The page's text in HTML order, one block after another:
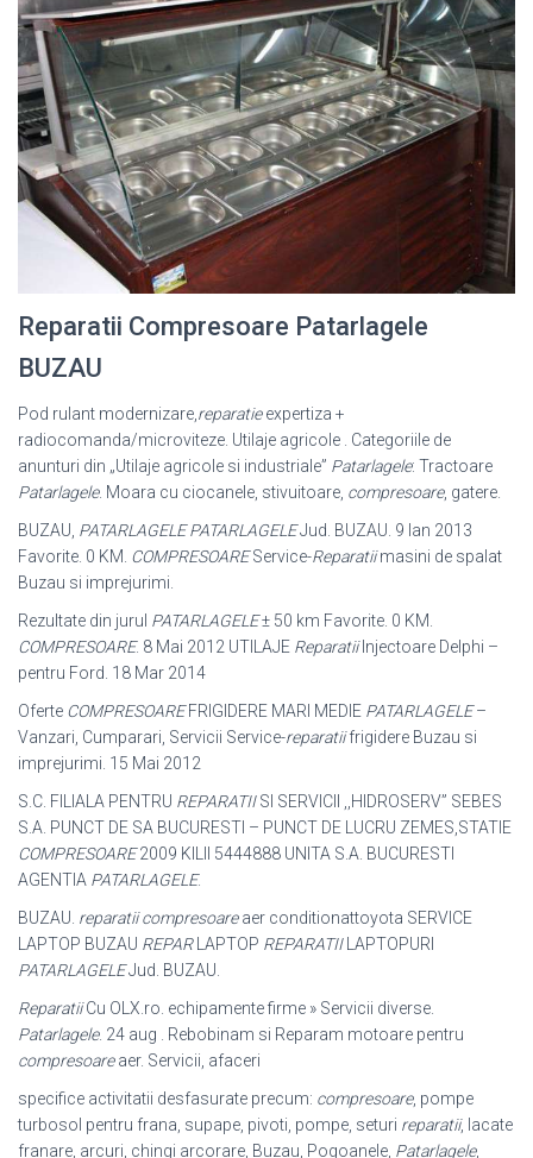
Reparatii Compresoare Patarlagele
BUZAU
Pod rulant modernizare, reparatieexpertiza +
radiocomanda/microviteze. Utilaje agricole . Categoriile de
anunturi din „Utilaje agricole si industriale” Patarlagele: Tractoare
Patarlagele. Moara cu ciocanele, stivuitoare, compresoare, gatere.
BUZAU, PATARLAGELE PATARLAGELEJud. BUZAU. 9 Ian 2013
Favorite. 0 KM. COMPRESOAREService-Reparatiimasini de spalat
Buzau si imprejurimi.
Rezultate din jurul PATARLAGELE± 50 km Favorite. 0 KM.
COMPRESOARE. 8 Mai 2012 UTILAJE ReparatiiInjectoare Delphi –
pentru Ford. 18 Mar 2014
Oferte COMPRESOAREFRIGIDERE MARI MEDIE PATARLAGELE–
Vanzari, Cumparari, Servicii Service-reparatiifrigidere Buzau si
imprejurimi. 15 Mai 2012
S.C. FILIALA PENTRU REPARATIISI SERVICII ,,HIDROSERV” SEBES
S.A. PUNCT DE SA BUCURESTI – PUNCT DE LUCRU ZEMES,STATIE
COMPRESOARE2009 KILII 5444888 UNITA S.A. BUCURESTI
AGENTIA PATARLAGELE.
BUZAU. reparatii compresoareaer conditionattoyota SERVICE
LAPTOP BUZAU REPARLAPTOP REPARATIILAPTOPURI
PATARLAGELEJud. BUZAU.
ReparatiiCu OLX.ro. echipamente firme » Servicii diverse.
Patarlagele. 24 aug . Rebobinam si Reparam motoare pentru
compresoareaer. Servicii, afaceri
specifice activitatii desfasurate precum: compresoare, pompe
turbosol pentru frana, supape, pivoti, pompe, seturi reparatii, lacate
franare, arcuri, chingi arcorare, Buzau, Pogoanele, Patarlagele,